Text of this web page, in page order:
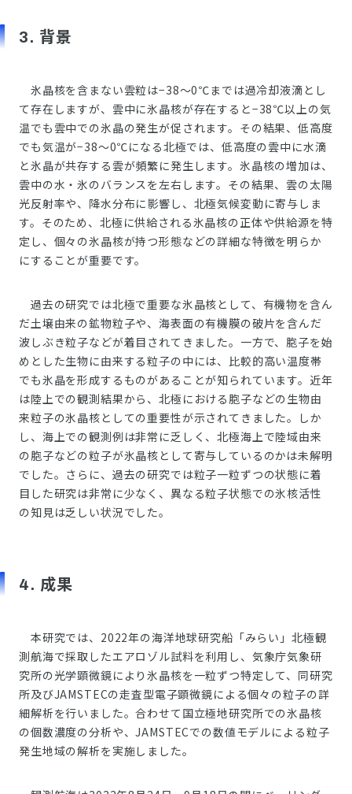
3. 背景
氷晶核を含まない雲粒は−38～0℃までは過冷却液滴とし
て存在しますが、雲中に氷晶核が存在すると−38℃以上の気
温でも雲中での氷晶の発生が促されます。その結果、低高度
でも気温が−38～0℃になる北極では、低高度の雲中に水滴
と氷晶が共存する雲が頻繁に発生します。氷晶核の増加は、
雲中の水・氷のバランスを左右します。その結果、雲の太陽
光反射率や、降水分布に影響し、北極気候変動に寄与しま
す。そのため、北極に供給される氷晶核の正体や供給源を特
定し、個々の氷晶核が持つ形態などの詳細な特徴を明らか
にすることが重要です。
過去の研究では北極で重要な氷晶核として、有機物を含ん
だ土壌由来の鉱物粒子や、海表面の有機膜の破片を含んだ
波しぶき粒子などが着目されてきました。一方で、胞子を始
めとした生物に由来する粒子の中には、比較的高い温度帯
でも氷晶を形成するものがあることが知られています。近年
は陸上での観測結果から、北極における胞子などの生物由
来粒子の氷晶核としての重要性が示されてきました。しか
し、海上での観測例は非常に乏しく、北極海上で陸域由来
の胞子などの粒子が氷晶核として寄与しているのかは未解明
でした。さらに、過去の研究では粒子一粒ずつの状態に着
目した研究は非常に少なく、異なる粒子状態での氷核活性
の知見は乏しい状況でした。
4. 成果
本研究では、2022年の海洋地球研究船「みらい」北極観
測航海で採取したエアロゾル試料を利用し、気象庁気象研
究所の光学顕微鏡により氷晶核を一粒ずつ特定して、同研究
所及びJAMSTECの走査型電子顕微鏡による個々の粒子の詳
細解析を行いました。合わせて国立極地研究所での氷晶核
の個数濃度の分析や、JAMSTECでの数値モデルによる粒子
発生地域の解析を実施しました。